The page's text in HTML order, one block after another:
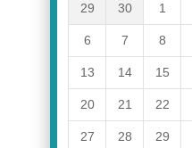
29 30 1
6 7 8
13 14 15
20 21 22
27 28 29